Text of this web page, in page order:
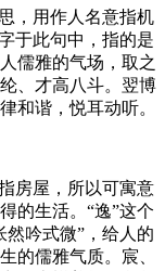
，用作人名意指机
于此句中，指的是
儒雅的气场，取之
、才高八斗。翌博
和谐，悦耳动听。
房屋，所以可寓意
的生活。“逸”这个
吟式微”，给人的
的儒雅气质。宸、